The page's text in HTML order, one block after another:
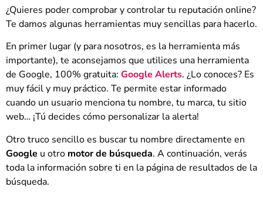
¿Quieres poder comprobar y controlar tu reputación online?
Te damos algunas herramientas muy sencillas para hacerlo.
En primer lugar (y para nosotros, es la herramienta más
importante), te aconsejamos que utilices una herramienta
de Google, 100% gratuita: Google Alerts. ¿Lo conoces? Es
muy fácil y muy práctico. Te permite estar informado
cuando un usuario menciona tu nombre, tu marca, tu sitio
web… ¡Tú decides cómo personalizar la alerta!
Otro truco sencillo es buscar tu nombre directamente en
Google u otro motor de búsqueda. A continuación, verás
toda la información sobre ti en la página de resultados de la
búsqueda.